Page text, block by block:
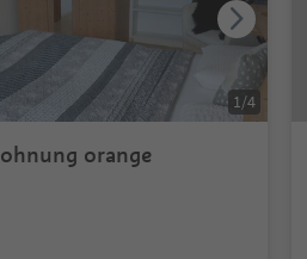
orange
1 /4